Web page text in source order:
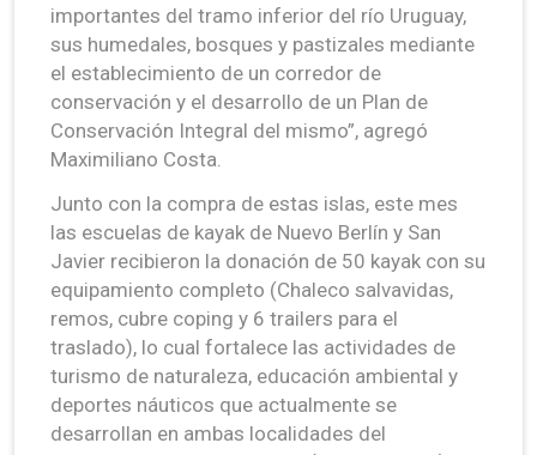
importantes del tramo inferior del río Uruguay,
sus humedales, bosques y pastizales mediante
el establecimiento de un corredor de
conservación y el desarrollo de un Plan de
Conservación Integral del mismo”, agregó
Maximiliano Costa.
Junto con la compra de estas islas, este mes
las escuelas de kayak de Nuevo Berlín y San
Javier recibieron la donación de 50 kayak con su
equipamiento completo (Chaleco salvavidas,
remos, cubre coping y 6 trailers para el
traslado), lo cual fortalece las actividades de
turismo de naturaleza, educación ambiental y
deportes náuticos que actualmente se
desarrollan en ambas localidades del